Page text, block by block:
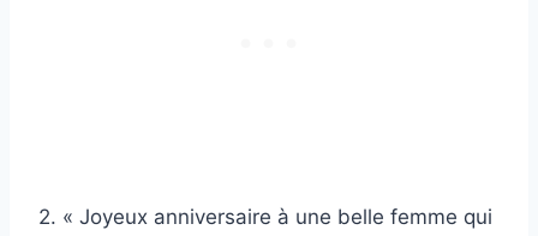
2. « Joyeux anniversaire à une belle femme qui